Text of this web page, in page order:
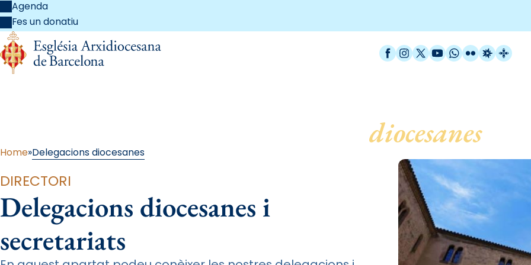
Agenda
Fes un donatiu
Facebook
Instagram
X / Twitter
YouTube
WhatsApp
FlickrRadio
diocesanes
Home Delegacions diocesanes
DIRECTORI
Delegacions diocesanes i
secretariats